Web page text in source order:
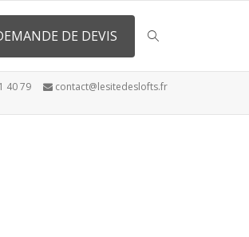
DE DEVIS
40 79 contact@lesitedeslofts.fr